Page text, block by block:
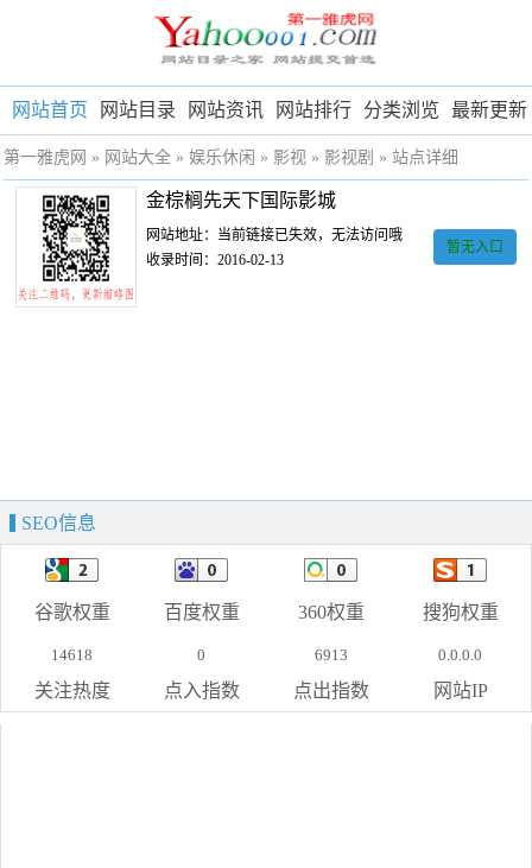
网站首页 网站目录 网站资讯 网站排行 分类浏览 最新更新
第一雅虎网 » 网站大全 » 娱乐休闲 » 影视 » 影视剧 » 站点详细
金棕榈先天下国际影城
网站地址：当前链接已失效，无法访问哦
收录时间：2016-02-13
暂无入口
SEO信息
谷歌权重 百度权重 360权重 搜狗权重
14618
关注热度
0
点入指数
6913
点出指数
0.0.0.0
网站IP